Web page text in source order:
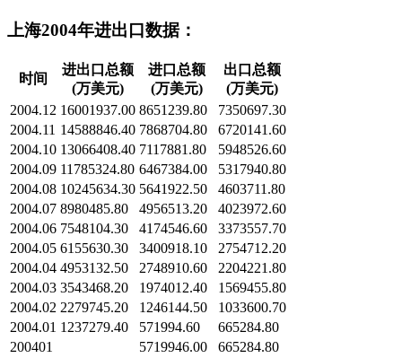
上海2004年进出口数据：
时间
进出口总额
(万美元)
进口总额
(万美元)
出口总额
(万美元)
2004.12 16001937.00 8651239.80
7350697.30
2004.11 14588846.40 7868704.80
6720141.60
2004.10 13066408.40 7117881.80
5948526.60
2004.09 11785324.80 6467384.00
5317940.80
2004.08 10245634.30 5641922.50
4603711.80
2004.07 8980485.80 4956513.20
4023972.60
2004.06 7548104.30 4174546.60
3373557.70
2004.05 6155630.30 3400918.10
2754712.20
2004.04 4953132.50 2748910.60
2204221.80
2004.03 3543468.20 1974012.40
1569455.80
2004.02 2279745.20 1246144.50
1033600.70
2004.01 1237279.40 571994.60
665284.80
200401
5719946.00
665284.80